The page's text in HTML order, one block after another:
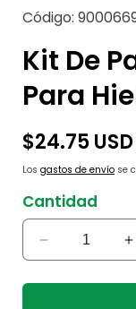
una
modal
Código: SKU:
Kit De
Para
Precio
habitual
$24.75 USD
Los gastos de envío se
Cantidad
Reducir
cantidad
para